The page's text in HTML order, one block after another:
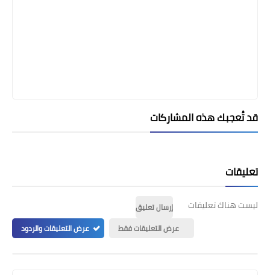
قد تُعجبك هذه المشاركات
تعليقات
ليست هناك تعليقات
إرسال تعليق
عرض التعليقات فقط
عرض التعليقات والردود